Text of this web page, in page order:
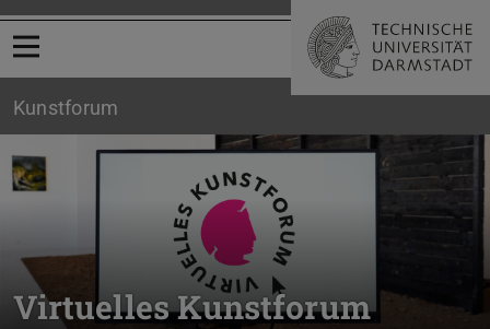
Menü öffnen
Kunstforum
Virtuelles Kunstforum